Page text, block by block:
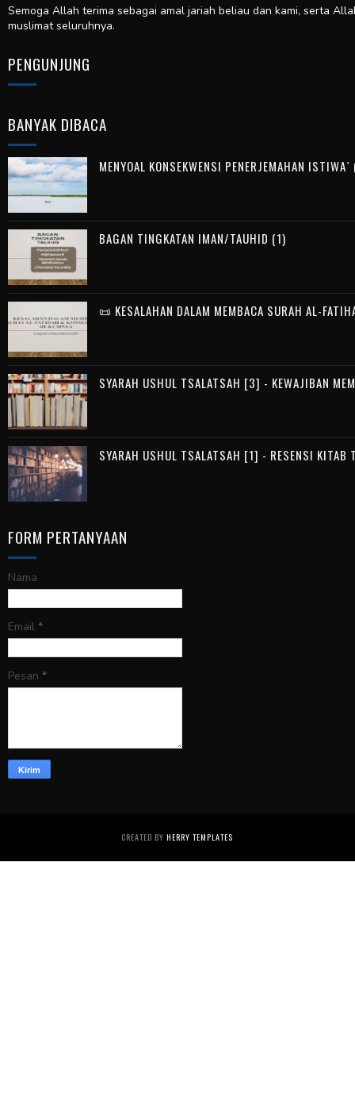
Semoga Allah terima sebagai amal jariah beliau dan kami, serta
muslimat seluruhnya.
PENGUNJUNG
BANYAK DIBACA
MENYOAL KONSEKWENSI PENERJEMAHAN
BAGAN TINGKATAN IMAN/TAUHID (1)
📜 KESALAHAN DALAM MEMBACA SURAH AL-
SYARAH USHUL TSALATSAH [3] - KEWAJIBAN
SYARAH USHUL TSALATSAH [1] - RESENSI KITAB
FORM PERTANYAAN
Nama
Email *
Pesan *
CREATED BYHERRY TEMPLATES